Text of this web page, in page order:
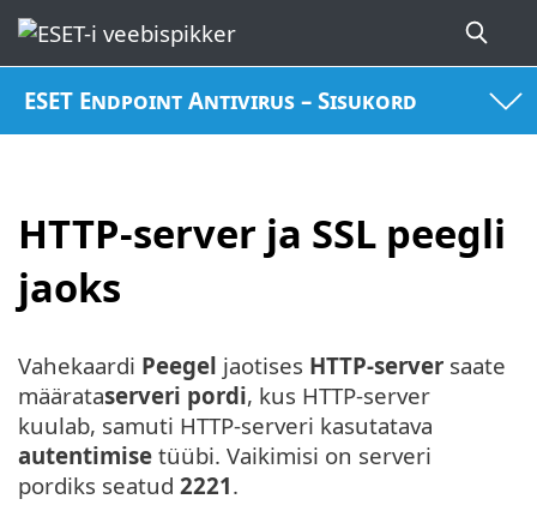
ESET Endpoint Antivirus – Sisukord
HTTP-server ja SSL peegli
jaoks
Vahekaardi Peegel jaotises HTTP-server saate
määrataserveri pordi, kus HTTP-server
kuulab, samuti HTTP-serveri kasutatava
autentimise tüübi. Vaikimisi on serveri
pordiks seatud 2221.